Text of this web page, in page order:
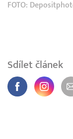
FOTO:
Sdílet článek